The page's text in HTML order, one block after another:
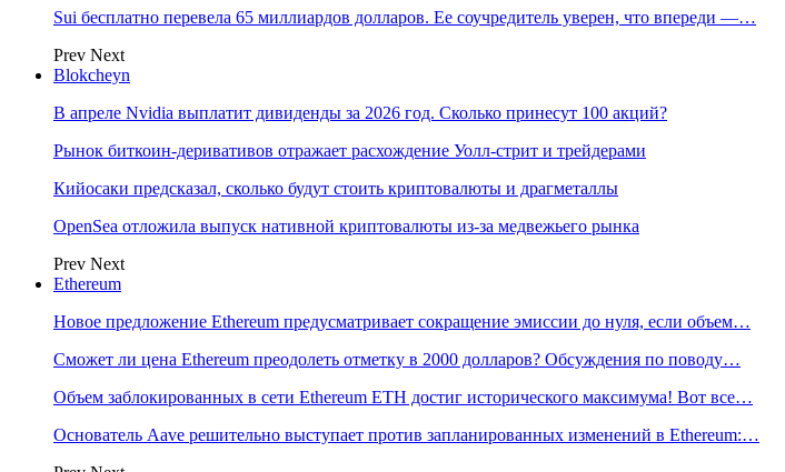
Sui бесплатно перевела 65 миллиардов долларов. Ее соучредитель уверен, что впереди —…
Prev Next
Blokcheyn
В апреле Nvidia выплатит дивиденды за 2026 год. Сколько принесут 100 акций?
Рынок биткоин-деривативов отражает расхождение Уолл-стрит и трейдерами
Кийосаки предсказал, сколько будут стоить криптовалюты и драгметаллы
OpenSea отложила выпуск нативной криптовалюты из-за медвежьего рынка
Prev Next
Ethereum
Новое предложение Ethereum предусматривает сокращение эмиссии до нуля, если объем…
Сможет ли цена Ethereum преодолеть отметку в 2000 долларов? Обсуждения по поводу…
Объем заблокированных в сети Ethereum ETH достиг исторического максимума! Вот все…
Основатель Aave решительно выступает против запланированных изменений в Ethereum:…